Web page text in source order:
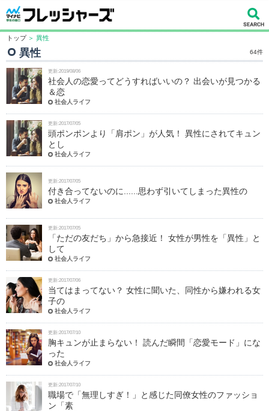
トップ ＞ 異性
異性 64件
更新:2019/08/06
社会人の恋愛ってどうすればいいの？ 出会いが見つかる
＆恋
社会人ライフ
更新:2017/07/05
頭ポンポンより「肩ポン」が人気！ 異性にされてキュン
とし
社会人ライフ
更新:2017/07/05
付き合ってないのに......思わず引いてしまった異性の
社会人ライフ
更新:2017/07/05
「ただの友だち」から急接近！ 女性が男性を「異性」と
して
社会人ライフ
更新:2017/07/06
当てはまってない？ 女性に聞いた、同性から嫌われる女
子の
社会人ライフ
更新:2017/07/10
胸キュンが止まらない！ 読んだ瞬間「恋愛モード」にな
った
社会人ライフ
更新:2017/07/10
職場で「無理しすぎ！」と感じた同僚女性のファッショ
ン「素